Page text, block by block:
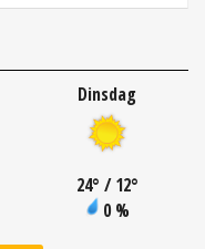
Dinsdag
24° / 12°
0 %